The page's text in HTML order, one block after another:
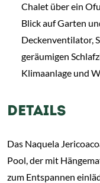
Chalet über ein
Blick auf Garten
Deckenventilator,
geräumigen
Klimaanlage und
DETAILS
Das Naquela
Pool, der mit
zum Entspannen